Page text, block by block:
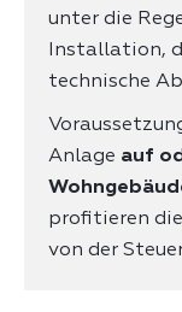
unter die
Installation,
technische
Anlage auf
profitieren
von der